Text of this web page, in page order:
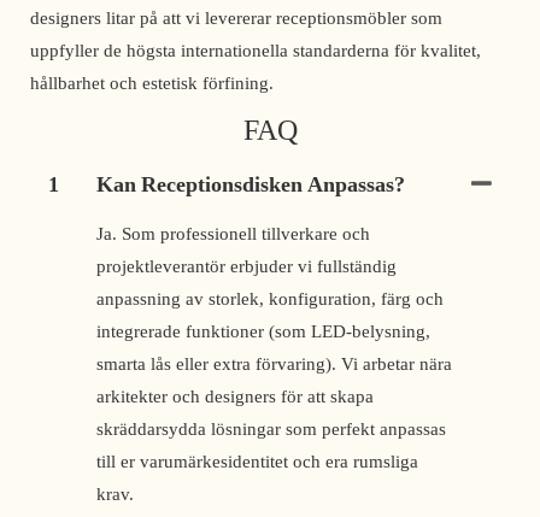
designers litar på att vi levererar receptionsmöbler som
uppfyller de högsta internationella standarderna för kvalitet,
hållbarhet och estetisk förfining.
FAQ
1 Kan Receptionsdisken Anpassas?
Ja. Som professionell tillverkare och
projektleverantör erbjuder vi fullständig
anpassning av storlek, konfiguration, färg och
integrerade funktioner (som LED-belysning,
smarta lås eller extra förvaring). Vi arbetar nära
arkitekter och designers för att skapa
skräddarsydda lösningar som perfekt anpassas
till er varumärkesidentitet och era rumsliga
krav.